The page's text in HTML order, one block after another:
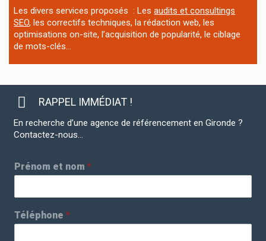
Les divers services proposés : Lesaudits et consultings
SEO, les correctifs techniques, la rédaction web, les
optimisations on-site, l’acquisition de popularité, le ciblage
de mots-clés…
RAPPEL IMMÉDIAT !
En recherche d’une agence de référencement en Gironde ?
Contactez-nous…
Prénom et nom*
Téléphone*